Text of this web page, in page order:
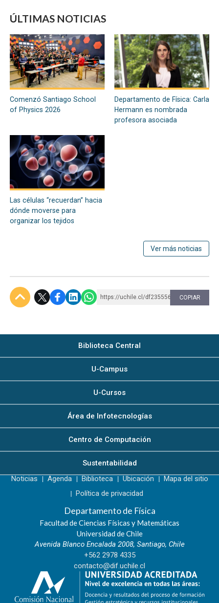
ÚLTIMAS NOTICIAS
Comenzó Santiago School
of Physics 2026
Departamento de Física: Carla
Hermann es nombrada
profesora asociada
Las células “recuerdan” hacia
dónde moverse para
organizar los tejidos
Ver más noticias
https://uchile.cl/df235556 COPIAR
Biblioteca Central
U-Campus
U-Cursos
Área de Infotecnologías
Centro de Computación
Sustentabilidad
Noticias
Agenda Biblioteca Ubicación
Mapa del sitio
Política de privacidad
Departamento de Física
Facultad de Ciencias Físicas y Matemáticas
Universidad de Chile
Avenida Blanco Encalada 2008, Santiago, Chile
+562 2978 4335
contacto@dif.uchile.cl